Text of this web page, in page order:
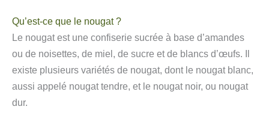
Qu’est-ce que le nougat ?
Le nougat est une confiserie sucrée à base d’amandes
ou de noisettes, de miel, de sucre et de blancs d’œufs. Il
existe plusieurs variétés de nougat, dont le nougat blanc,
aussi appelé nougat tendre, et le nougat noir, ou nougat
dur.